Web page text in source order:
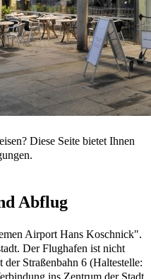
Diese Seite bietet Ihnen
Abflug
Airport Hans Koschnick".
Der Flughafen ist nicht
Straßenbahn 6 (Haltestelle:
ins Zentrum der Stadt